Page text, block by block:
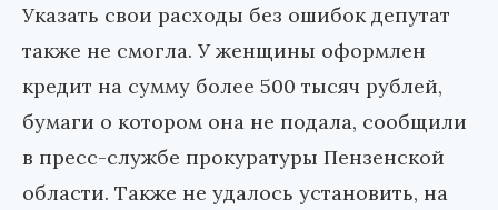
Указать свои расходы без ошибок депутат
также не смогла. У женщины оформлен
кредит на сумму более 500 тысяч рублей,
бумаги о котором она не подала, сообщили
в пресс-службе прокуратуры Пензенской
области. Также не удалось установить, на